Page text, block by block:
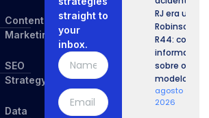
Content
Marketing
SEO
Strategy
Data
straight to
your
inbox.
RJ era um
Robinson
R44: confira
informações
sobre o
modelo.
agosto 9,
2026